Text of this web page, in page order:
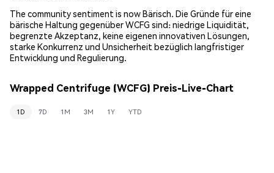
The community sentiment is now Bärisch. Die Gründe für eine
bärische Haltung gegenüber WCFG sind: niedrige Liquidität,
begrenzte Akzeptanz, keine eigenen innovativen Lösungen,
starke Konkurrenz und Unsicherheit bezüglich langfristiger
Entwicklung und Regulierung.
Wrapped Centrifuge (WCFG) Preis-Live-Chart
1D 7D 1M 3M 1Y YTD